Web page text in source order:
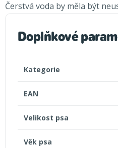
Čerstvá voda by měla být
Doplňkové
Kategorie
EAN
Velikost psa
Věk psa